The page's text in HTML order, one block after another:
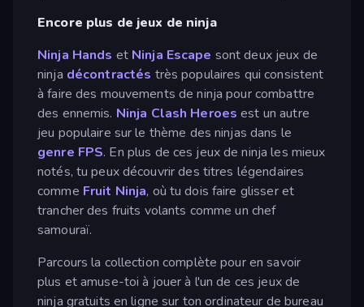
Encore plus de jeux de ninja
Ninja Hands et Ninja Escape sont deux jeux de
ninja décontractés très populaires qui consistent
à faire des mouvements de ninja pour combattre
des ennemis. Ninja Clash Heroes est un autre
jeu populaire sur le thème des ninjas dans le
genre FPS. En plus de ces jeux de ninja les mieux
notés, tu peux découvrir des titres légendaires
comme Fruit Ninja, où tu dois faire glisser et
trancher des fruits volants comme un chef
samouraï.
Parcours la collection complète pour en savoir
plus et amuse-toi à jouer à l'un de ces jeux de
ninja gratuits en ligne sur ton ordinateur de bureau